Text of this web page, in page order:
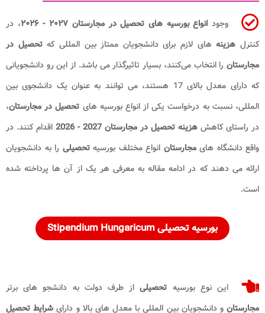
وجودانواع بورسیه های تحصیل در مجارستان ۲۰۲۷ - ۲۰۲۶​
، در
کنترل هزینههای لازم برای دانشجویان ممتاز بین المللی کهتحصیل در
مجارستان را انتخاب می‌کنند، بسیار تاثیرگذار می باشد. از این رو دانشجویانی
که دارای معدل بالای 17 هستند، می توانند به‌ عنوان یک دانشجوی بین
‌المللی، نسبت به درخواست یکی از انواع بورسیه‌ های تحصیل در مجارستان،
در راستای کاهش هزینه تحصیل در مجارستان 2027 - 2026
اقدام کنند. در
واقع دانشگاه هایمجارستان انواع مختلف بورسیهتحصیلی را به دانشجویان
ارائه می دهند که در ادامه مقاله به معرفی هر یک از آن ها پرداخته شده
است.
بورسیهتحصیلی
این نوع بورسیه تحصیلیاز طرف دولت به دانشجو های برتر
مجارستانو دانشجویان بین المللی با معدل های بالا و دارای شرایط تحصیل